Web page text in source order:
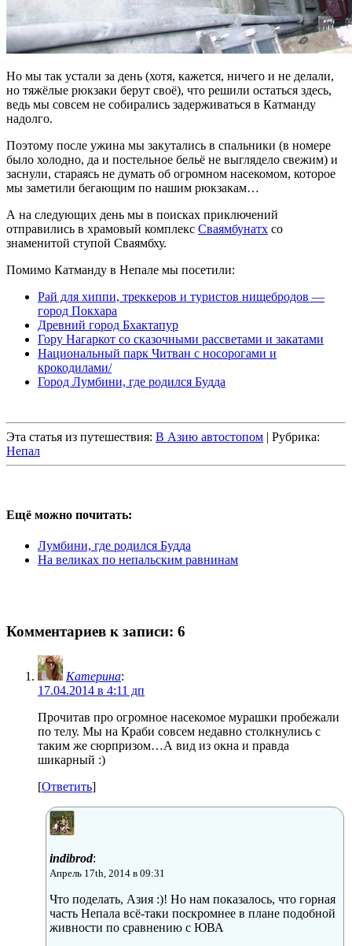
Но мы так устали за день (хотя, кажется, ничего и не делали,
но тяжёлые рюкзаки берут своё), что решили остаться здесь,
ведь мы совсем не собирались задерживаться в Катманду
надолго.
Поэтому после ужина мы закутались в спальники (в номере
было холодно, да и постельное бельё не выглядело свежим) и
заснули, стараясь не думать об огромном насекомом, которое
мы заметили бегающим по нашим рюкзакам…
А на следующих день мы в поисках приключений
отправились в храмовый комплекс Сваямбунатх со
знаменитой ступой Сваямбху.
Помимо Катманду в Непале мы посетили:
Рай для хиппи, треккеров и туристов нищебродов —
город Покхара
Древний город Бхактапур
Гору Нагаркот со сказочными рассветами и закатами
Национальный парк Читван с носорогами и
крокодилами/
Город Лумбини, где родился Будда
Эта статья из путешествия: В Азию автостопом | Рубрика:
Непал
Ещё можно почитать:
Лумбини, где родился Будда
На великах по непальским равнинам
Комментариев к записи: 6
Катерина:
17.04.2014 в 4:11 дп
Прочитав про огромное насекомое мурашки пробежали
по телу. Мы на Краби совсем недавно столкнулись с
таким же сюрпризом…А вид из окна и правда
шикарный :)
[Ответить]
indibrod:
Апрель 17th, 2014 в 09:31
Что поделать, Азия :)! Но нам показалось, что горная
часть Непала всё-таки поскромнее в плане подобной
живности по сравнению с ЮВА